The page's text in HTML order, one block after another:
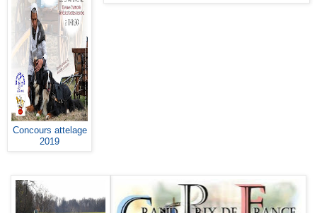
Concours attelage
2019